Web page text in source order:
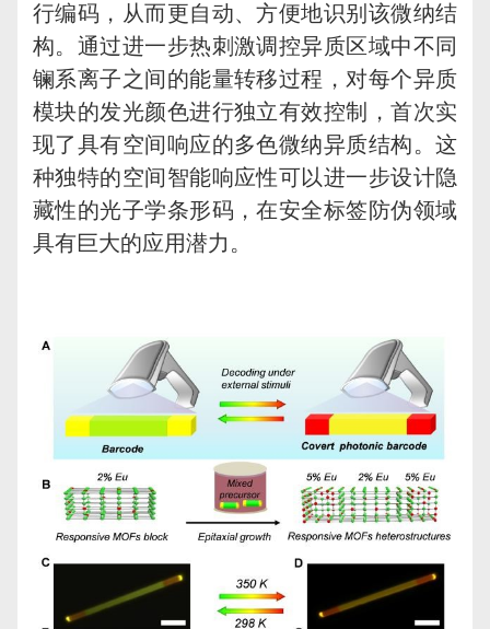
行编码，从而更自动、方便地识别该微纳结
构。通过进一步热刺激调控异质区域中不同
镧系离子之间的能量转移过程，对每个异质
模块的发光颜色进行独立有效控制，首次实
现了具有空间响应的多色微纳异质结构。这
种独特的空间智能响应性可以进一步设计隐
藏性的光子学条形码，在安全标签防伪领域
具有巨大的应用潜力。